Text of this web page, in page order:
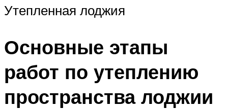
Утепленная лоджия
Основные этапы
работ по утеплению
пространства лоджии